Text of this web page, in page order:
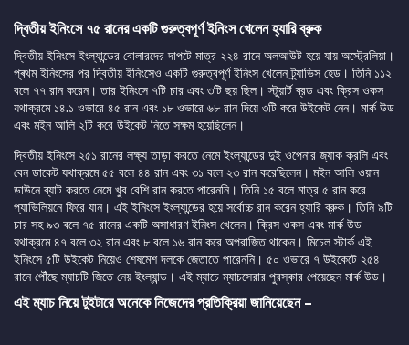
দ্বিতীয় ইনিংসে ৭৫ রানের একটি গুরুত্বপূর্ণ ইনিংস খেলেন হ্যারি ব্রুক
দ্বিতীয় ইনিংসে ইংল্যান্ডের বোলারদের দাপটে মাত্র ২২৪ রানে অলআউট হয়ে যায় অস্ট্রেলিয়া।
প্ৰথম ইনিংসের পর দ্বিতীয় ইনিংসেও একটি গুরুত্বপূর্ণ ইনিংস খেলেন ট্র্যাভিস হেড। তিনি ১১২
বলে ৭৭ রান করেন। তার ইনিংসে ৭টি চার এবং ৩টি ছয় ছিল। স্টুয়ার্ট ব্রড এবং ক্রিস ওকস
যথাক্রমে ১৪.১ ওভারে ৪৫ রান এবং ১৮ ওভারে ৬৮ রান দিয়ে ৩টি করে উইকেট নেন। মার্ক উড
এবং মইন আলি ২টি করে উইকেট নিতে সক্ষম হয়েছিলেন।
দ্বিতীয় ইনিংসে ২৫১ রানের লক্ষ্য তাড়া করতে নেমে ইংল্যান্ডের দুই ওপেনার জ্যাক ক্রলি এবং
বেন ডাকেট যথাক্রমে ৫৫ বলে ৪৪ রান এবং ৩১ বলে ২৩ রান করেছিলেন। মইন আলি ওয়ান
ডাউনে ব্যাট করতে নেমে খুব বেশি রান করতে পারেননি। তিনি ১৫ বলে মাত্র ৫ রান করে
প্যাভিলিয়নে ফিরে যান। এই ইনিংসে ইংল্যান্ডের হয়ে সর্বোচ্চ রান করেন হ্যারি ব্রুক। তিনি ৯টি
চার সহ ৯৩ বলে ৭৫ রানের একটি অসাধারণ ইনিংস খেলেন। ক্রিস ওকস এবং মার্ক উড
যথাক্রমে ৪৭ বলে ৩২ রান এবং ৮ বলে ১৬ রান করে অপরাজিত থাকেন। মিচেল স্টার্ক এই
ইনিংসে ৫টি উইকেট নিয়েও শেষমেশ দলকে জেতাতে পারেননি। ৫০ ওভারে ৭ উইকেটে ২৫৪
রানে পৌঁছে ম্যাচটি জিতে নেয় ইংল্যান্ড। এই ম্যাচে ম্যাচসেরার পুরস্কার পেয়েছেন মার্ক উড।
এই ম্যাচ নিয়ে টুইটারে অনেকে নিজেদের প্রতিক্রিয়া জানিয়েছেন –